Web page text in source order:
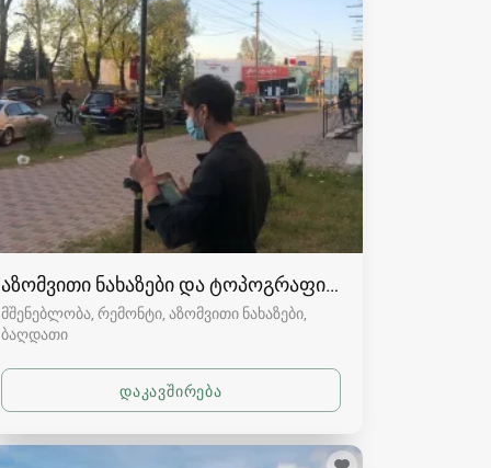
აზომვითი ნახაზები და ტოპოგრაფია ბაღდათში
მშენებლობა, რემონტი, აზომვითი ნახაზები
ბაღდათი